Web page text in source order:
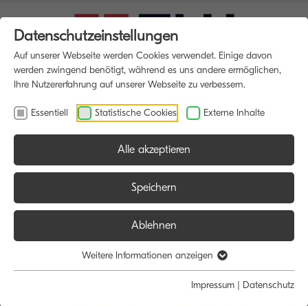
Datenschutzeinstellungen
Auf unserer Webseite werden Cookies verwendet. Einige davon
werden zwingend benötigt, während es uns andere ermöglichen,
Ihre Nutzererfahrung auf unserer Webseite zu verbessern.
Essentiell Statistische Cookies Externe Inhalte
Alle akzeptieren
Speichern
Ablehnen
Weitere Informationen anzeigen
Impressum | Datenschutz